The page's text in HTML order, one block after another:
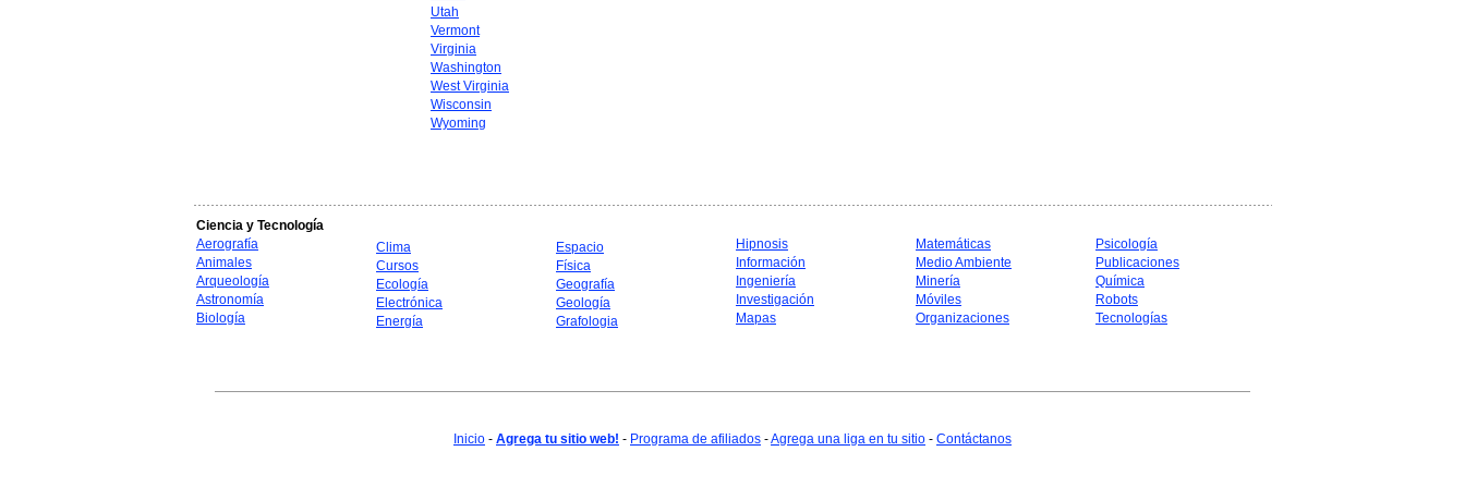
Utah
Vermont
Virginia
Washington
West Virginia
Wisconsin
Wyoming
Ciencia y Tecnología
Aerografía
Animales
Arqueología
Astronomía
Biología
Clima
Cursos
Ecología
Electrónica
Energía
Espacio
Física
Geografía
Geología
Grafologia
Hipnosis
Información
Ingeniería
Investigación
Mapas
Matemáticas
Medio Ambiente
Minería
Móviles
Organizaciones
Psicología
Publicaciones
Química
Robots
Tecnologías
Inicio - Agrega tu sitio web! - Programa de afiliados -Agrega una liga en tu sitio - Contáctanos